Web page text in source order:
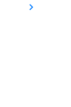
navigate_next